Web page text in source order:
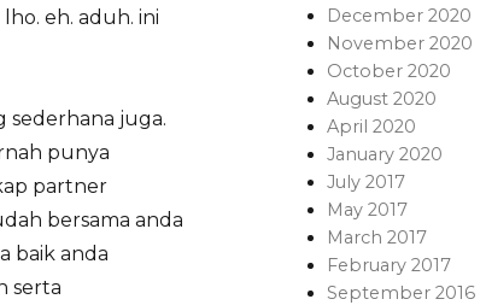
eh. aduh. ini
sederhana juga.
punya
partner
bersama anda
baik anda
serta
December 2020
November 2020
October 2020
August 2020
April 2020
January 2020
July 2017
May 2017
March 2017
February 2017
September 2016